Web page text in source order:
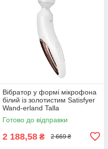
Вібратор у формі мікрофона
білий із золотистим Satisfyer
Wand-erland Talla
Готово до відправки
2 188,58 ₴ 2 669 ₴